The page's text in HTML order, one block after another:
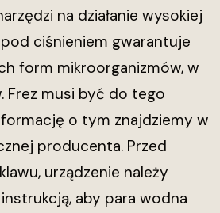
na działanie wysokiej
ciśnieniem gwarantuje
form mikroorganizmów, w
Frez musi być do tego
o tym znajdziemy w
producenta. Przed
urządzenie należy
aby para wodna